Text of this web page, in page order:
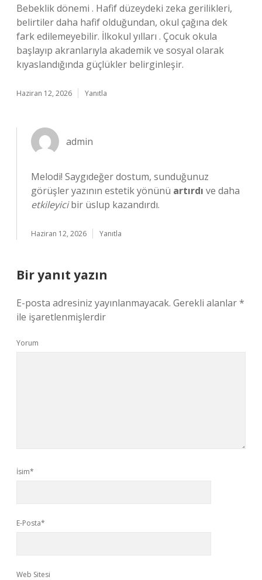
Bebeklik dönemi . Hafif düzeydeki zeka gerilikleri,
belirtiler daha hafif olduğundan, okul çağına dek
fark edilemeyebilir. İlkokul yılları . Çocuk okula
başlayıp akranlarıyla akademik ve sosyal olarak
kıyaslandığında güçlükler belirginleşir.
Haziran 12, 2026 Yanıtla
admin
Melodi! Saygıdeğer dostum, sunduğunuz
görüşler yazının estetik yönünü artırdı ve daha
etkileyicibir üslup kazandırdı.
Haziran 12, 2026 Yanıtla
Bir yanıt yazın
E-posta adresiniz yayınlanmayacak. Gerekli alanlar*
ile işaretlenmişlerdir
Yorum
İsim*
E-Posta*
Web Sitesi